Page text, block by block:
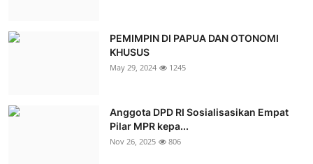
PEMIMPIN DI PAPUA DAN OTONOMI
KHUSUS
May 29, 2024 1245
Anggota DPD RI Sosialisasikan Empat
Pilar MPR kepa...
Nov 26, 2025 806